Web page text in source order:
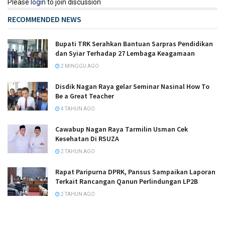
Please login to join discussion
RECOMMENDED NEWS
Bupati TRK Serahkan Bantuan Sarpras Pendidikan
dan Syiar Terhadap 27 Lembaga Keagamaan
2 MINGGU AGO
Disdik Nagan Raya gelar Seminar Nasinal How To
Be a Great Teacher
4 TAHUN AGO
Cawabup Nagan Raya Tarmilin Usman Cek
Kesehatan Di RSUZA
2 TAHUN AGO
Rapat Paripurna DPRK, Pansus Sampaikan Laporan
Terkait Rancangan Qanun Perlindungan LP2B
2 TAHUN AGO